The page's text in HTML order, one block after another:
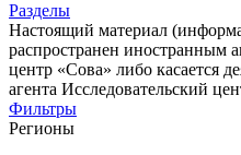
Разделы
Настоящий материал
распространен иностранным
центр «Сова» либо касается
агента Исследовательский
Фильтры
Регионы